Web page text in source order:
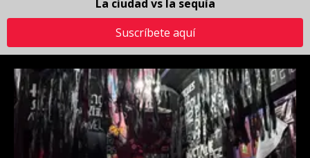
La ciudad vs la sequía
Suscríbete aquí